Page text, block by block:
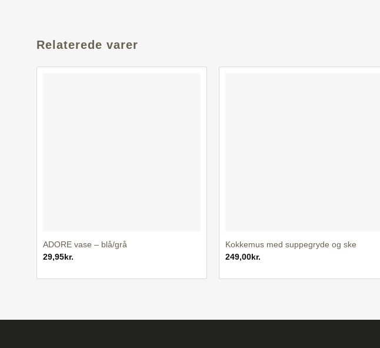
Relaterede varer
ADORE vase – blå/grå
29,95kr.
Kokkemus med suppegryde og ske
249,00kr.